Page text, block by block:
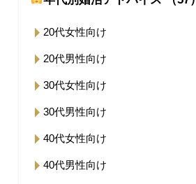
20代女性向け
20代男性向け
30代女性向け
30代男性向け
40代女性向け
40代男性向け